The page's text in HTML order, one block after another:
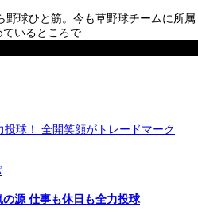
野球ひと筋。今も草野球チームに所
いるところで…
源 仕事も休日も全力投球